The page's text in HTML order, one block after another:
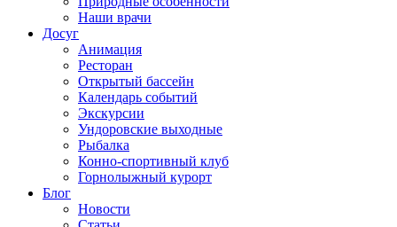
Наши врачи
Досуг
Анимация
Ресторан
Открытый бассейн
Календарь событий
Экскурсии
Ундоровские выходные
Рыбалка
Конно-спортивный клуб
Горнолыжный курорт
Блог
Новости